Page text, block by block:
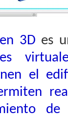
3D es
el